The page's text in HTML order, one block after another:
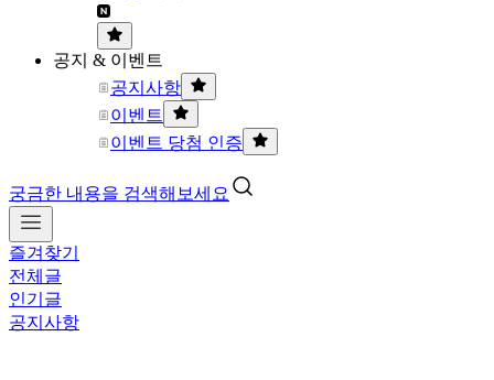
공지 & 이벤트
공지사항
이벤트
이벤트 당첨 인증
궁금한 내용을 검색해보세요
즐겨찾기
전체글
인기글
공지사항